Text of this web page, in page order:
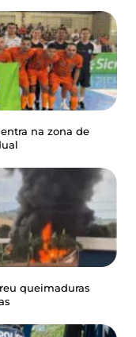
na zona de
queimaduras